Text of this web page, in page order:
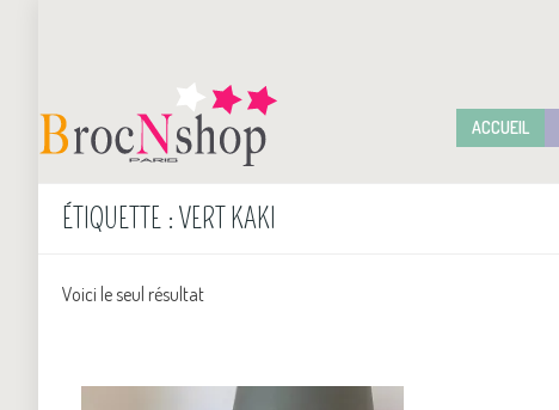
ACCUEIL
ÉTIQUETTE : VERT KAKI
Voici le seul résultat